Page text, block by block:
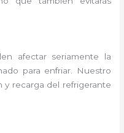
afectar seriamente la
para enfriar. Nuestro
y recarga del refrigerante